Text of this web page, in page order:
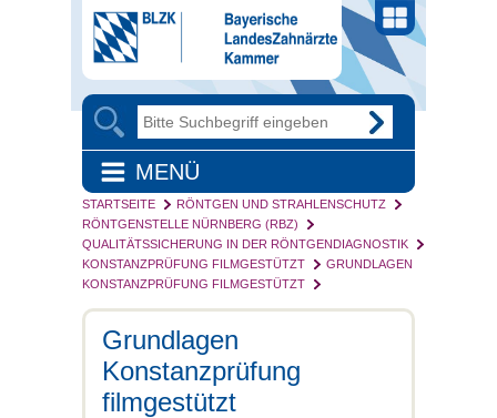
MENÜ
STARTSEITE
RÖNTGEN UND STRAHLENSCHUTZ
RÖNTGENSTELLE NÜRNBERG (RBZ)
QUALITÄTSSICHERUNG IN DER RÖNTGENDIAGNOSTIK
KONSTANZPRÜFUNG FILMGESTÜTZT
GRUNDLAGEN
KONSTANZPRÜFUNG FILMGESTÜTZT
Grundlagen
Konstanzprüfung
filmgestützt